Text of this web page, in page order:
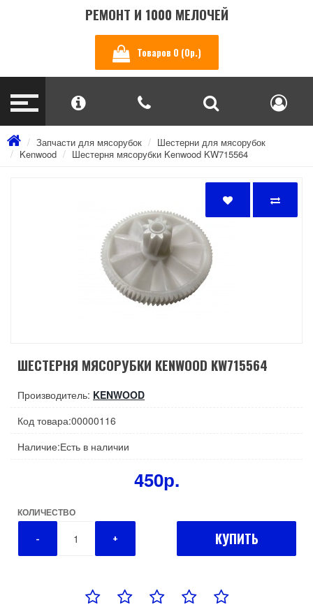
РЕМОНТ И 1000 МЕЛОЧЕЙ
Товаров 0 (0р.)
Запчасти для мясорубок
Шестерни для мясорубок
Kenwood
Шестерня мясорубки Kenwood KW715564
ШЕСТЕРНЯ МЯСОРУБКИ KENWOOD KW715564
Производитель: KENWOOD
Код товара:00000116
Наличие:Есть в наличии
450р.
КОЛИЧЕСТВО
- + КУПИТЬ